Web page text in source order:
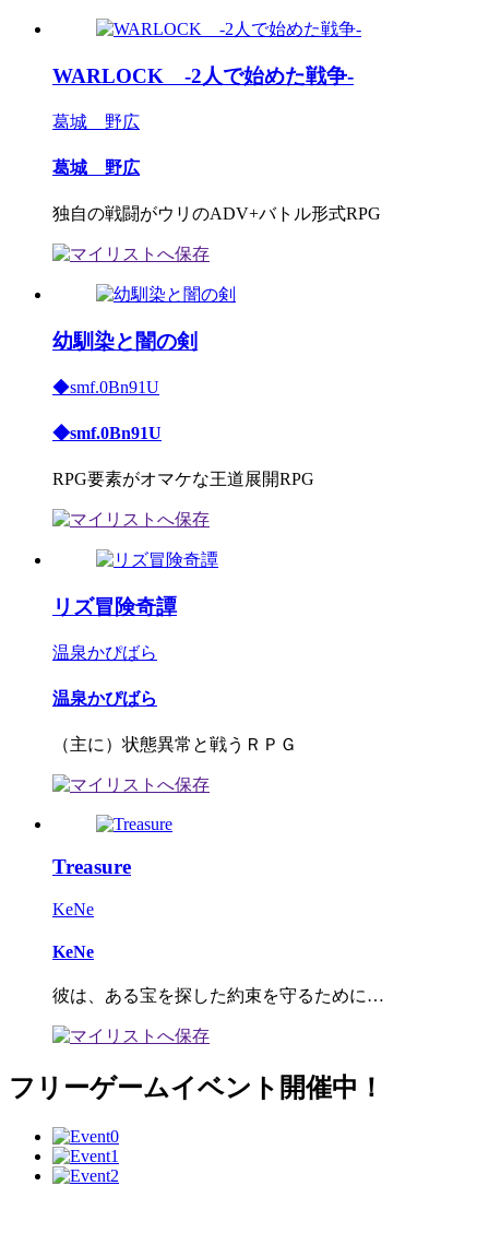
WARLOCK ‐2人で始めた戦争‐
葛城 野広
葛城 野広
独自の戦闘がウリのADV+バトル形式RPG
幼馴染と闇の剣
◆smf.0Bn91U
◆smf.0Bn91U
RPG要素がオマケな王道展開RPG
リズ冒険奇譚
温泉かぴばら
温泉かぴばら
（主に）状態異常と戦うＲＰＧ
Treasure
KeNe
KeNe
彼は、ある宝を探した約束を守るために…
フリーゲームイベント開催中！